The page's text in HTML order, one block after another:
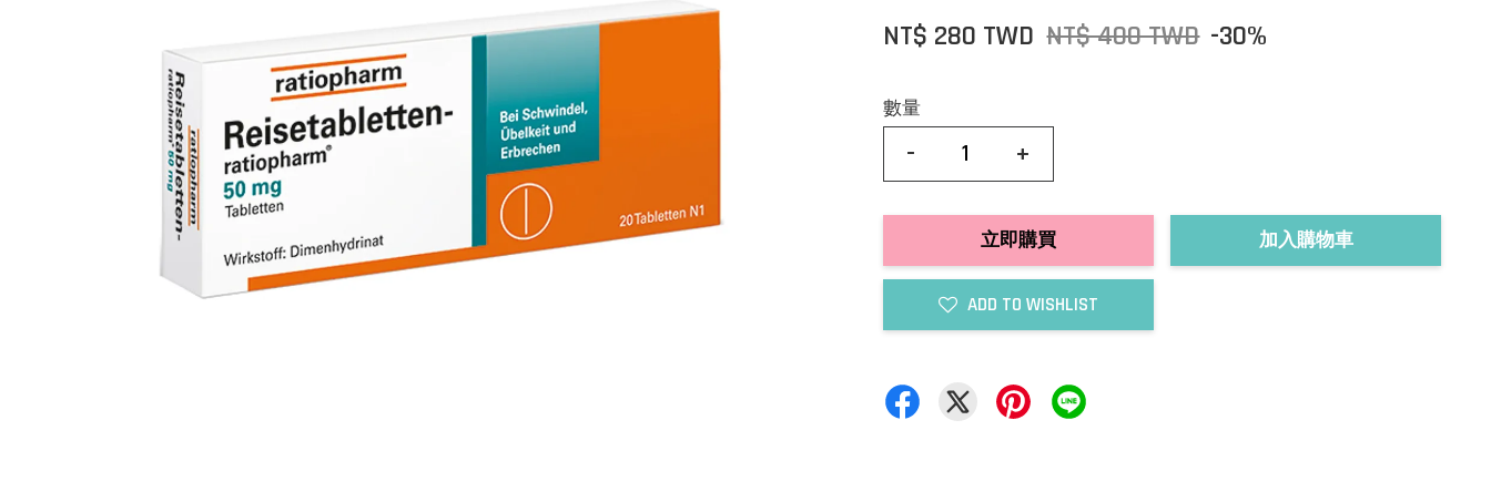
NT$ 280 TWD NT$ 400 TWD -30%
數量
- +
立即購買 加入購物車
ADD TO WISHLIST